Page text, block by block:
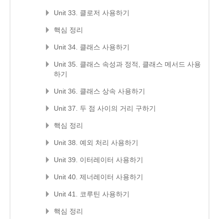
Unit 33. 클로저 사용하기
핵심 정리
Unit 34. 클래스 사용하기
Unit 35. 클래스 속성과 정적, 클래스 메서드 사용
하기
Unit 36. 클래스 상속 사용하기
Unit 37. 두 점 사이의 거리 구하기
핵심 정리
Unit 38. 예외 처리 사용하기
Unit 39. 이터레이터 사용하기
Unit 40. 제너레이터 사용하기
Unit 41. 코루틴 사용하기
핵심 정리